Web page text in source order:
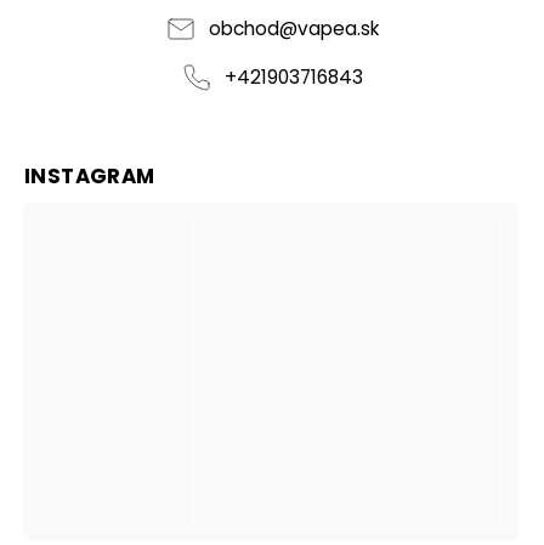
obchod@vapea.sk
+421903716843
INSTAGRAM